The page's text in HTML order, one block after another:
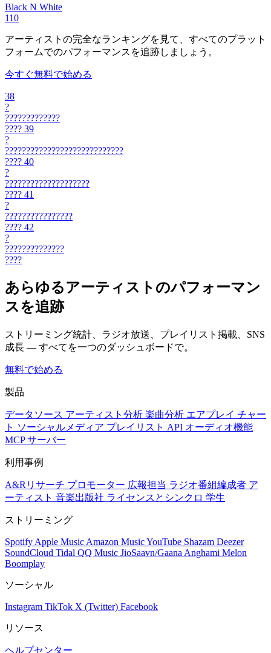
Black N White
110
アーティストの完全なランキングを見て、すべてのプラット
フォームでのパフォーマンスを追跡しましょう。
今すぐ無料で始める
38
?
?????????????
???? 39
?
????????????????????????????
???? 40
?
????????????????????
???? 41
?
????????????????
???? 42
?
??????????????
????
あらゆるアーティストのパフォーマン
スを追跡
ストリーミング統計、ラジオ放送、プレイリスト掲載、SNS
成長 — すべてを一つのダッシュボードで。
無料で始める
製品
データソース アーティスト分析 楽曲分析 エアプレイ チャー
ト ソーシャルメディア プレイリスト API オーディオ機能
MCP サーバー
利用事例
A&Rリサーチ プロモーター 広報担当 ラジオ番組編成者 ア
ーティスト 音楽出版社 ライセンスとシンクロ 学生
ストリーミング
Spotify Apple Music Amazon MusicYouTube Shazam Deezer
SoundCloud Tidal QQ Music JioSaavn/Gaana Anghami Melon
Boomplay
ソーシャル
Instagram TikTok X (Twitter) Facebook
リソース
ヘルプセンター